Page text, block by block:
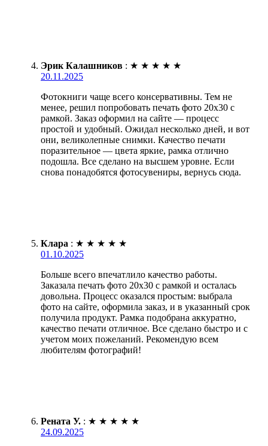
Эрик Калашников : ★ ★ ★ ★ ★
20.11.2025
Фотокниги чаще всего консервативны. Тем не
менее, решил попробовать печать фото 20х30 с
рамкой. Заказ оформил на сайте — процесс
простой и удобный. Ожидал несколько дней, и вот
они, великолепные снимки. Качество печати
поразительное — цвета яркие, рамка отлично
подошла. Все сделано на высшем уровне. Если
снова понадобятся фотосувениры, вернусь сюда.
Клара : ★ ★ ★ ★ ★
01.10.2025
Больше всего впечатлило качество работы.
Заказала печать фото 20х30 с рамкой и осталась
довольна. Процесс оказался простым: выбрала
фото на сайте, оформила заказ, и в указанный срок
получила продукт. Рамка подобрана аккуратно,
качество печати отличное. Все сделано быстро и с
учетом моих пожеланий. Рекомендую всем
любителям фотографий!
Рената У. : ★ ★ ★ ★ ★
24.09.2025